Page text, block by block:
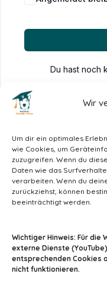
Wir
Um dir ein optimales
wie Cookies, um
zuzugreifen. Wenn du
Daten wie das
verarbeiten. Wenn du
zurückziehst, können
beeinträchtigt werden.
Wichtiger Hinweis: Für
externe Dienste
entsprechenden Cookies
nicht funktionieren.
Du hast noch